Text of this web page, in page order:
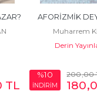
TL
AFORİZMİK
Muharrem
Derin
%10
İNDİRİM
200,00
180